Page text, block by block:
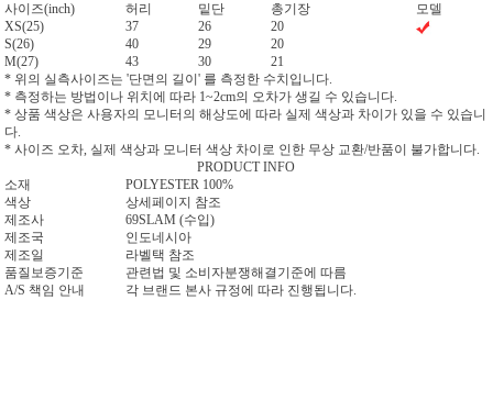
사이즈(inch) 허리 밑단 총기장
모델
XS(25)
37 26
20
S(26)
40 29
20
M(27)
43 30
21
* 위의 실측사이즈는 '단면의 길이' 를 측정한 수치입니다.
* 측정하는 방법이나 위치에 따라 1~2cm의 오차가 생길 수 있습니다.
* 상품 색상은 사용자의 모니터의 해상도에 따라 실제 색상과 차이가 있을 수 있습니
다.
* 사이즈 오차, 실제 색상과 모니터 색상 차이로 인한 무상 교환/반품이 불가합니다.
PRODUCT INFO
소재
POLYESTER 100%
색상
상세페이지 참조
제조사
69SLAM (수입)
제조국
인도네시아
제조일
라벨택 참조
품질보증기준
관련법 및 소비자분쟁해결기준에 따름
A/S 책임 안내
각 브랜드 본사 규정에 따라 진행됩니다.